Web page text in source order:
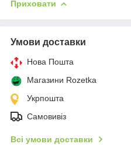
Приховати
Умови доставки
Нова Пошта
Магазини Rozetka
Укрпошта
Самовивіз
Всі умови доставки